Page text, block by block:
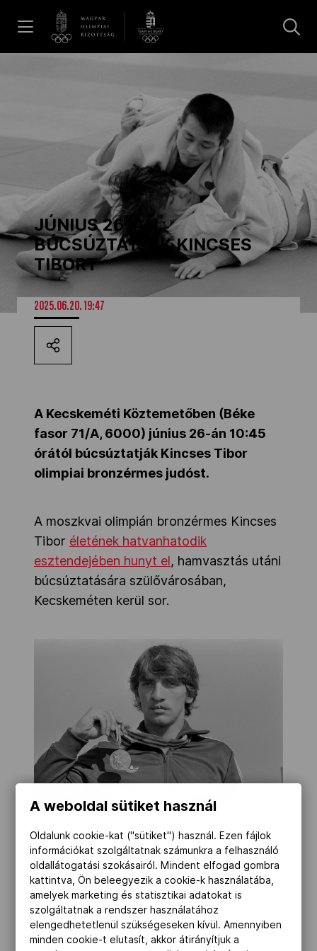
Dakar 2026
Los Angeles 2028
MOB
Kettőskarrier-program
Társszervezetek
Adatbank
JÚNIUS 26-ÁN
BÚCSÚZTATJÁK KINCSES
TIBORT
2025.06.20. 19:47
A Kecskeméti Köztemetőben (Béke
fasor 71/A, 6000) június 26-án 10:45
órától búcsúztatják Kincses Tibor
olimpiai bronzérmes judóst.
A moszkvai olimpián bronzérmes Kincses
Tibor életének hatvanhatodik
esztendejében hunyt el, hamvasztás utáni
búcsúztatására szülővárosában,
Kecskeméten kerül sor.
bronzérmes légsúlyú cselgáncsozó az érmét
mutatja az olimpiai faluban Moszkvában.
MTI/Petrovits László
A Magyar Olimpiai Bizottság
együttérzését fejezi ki a családnak és a
A weboldal sütiket használ
Oldalunk cookie-kat ("sütiket") használ. Ezen fájlok
információkat szolgáltatnak számunkra a felhasználó
oldallátogatási szokásairól. Mindent elfogad gombra
kattintva, Ön beleegyezik a cookie-k használatába,
amelyek marketing és statisztikai adatokat is
szolgáltatnak a rendszer használatához
elengedhetetlenül szükségeseken kívül. Amennyiben
minden cookie-t elutasít, akkor átirányítjuk a